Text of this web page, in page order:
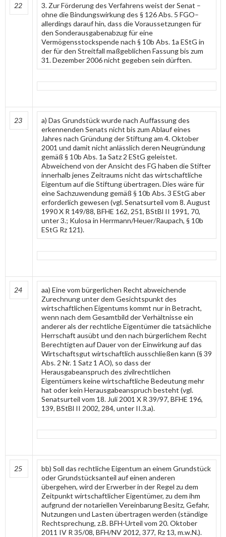
22
3. Zur Förderung des Verfahrens weist der Senat –
ohne die Bindungswirkung des § 126 Abs. 5 FGO–
allerdings darauf hin, dass die Voraussetzungen für
den Sonderausgabenabzug für eine
Vermögensstockspende nach § 10b Abs. 1a EStG in
der für den Streitfall maßgeblichen Fassung bis zum
31. Dezember 2006 nicht gegeben sein dürften.
23
a) Das Grundstück wurde nach Auffassung des
erkennenden Senats nicht bis zum Ablauf eines
Jahres nach Gründung der Stiftung am 4. Oktober
2001 und damit nicht anlässlich deren Neugründung
gemäß § 10b Abs. 1a Satz 2 EStG geleistet.
Abweichend von der Ansicht des FG haben die Stifter
innerhalb jenes Zeitraums nicht das wirtschaftliche
Eigentum auf die Stiftung übertragen. Dies wäre für
eine Sachzuwendung gemäß § 10b Abs. 3 EStG aber
erforderlich gewesen (vgl. Senatsurteil vom 8. August
1990 X R 149/88, BFHE 162, 251, BStBl II 1991, 70,
unter 3.; Kulosa in Herrmann/Heuer/Raupach, § 10b
EStG Rz 121).
24
aa) Eine vom bürgerlichen Recht abweichende
Zurechnung unter dem Gesichtspunkt des
wirtschaftlichen Eigentums kommt nur in Betracht,
wenn nach dem Gesamtbild der Verhältnisse ein
anderer als der rechtliche Eigentümer die tatsächliche
Herrschaft ausübt und den nach bürgerlichem Recht
Berechtigten auf Dauer von der Einwirkung auf das
Wirtschaftsgut wirtschaftlich ausschließen kann (§ 39
Abs. 2 Nr. 1 Satz 1 AO), so dass der
Herausgabeanspruch des zivilrechtlichen
Eigentümers keine wirtschaftliche Bedeutung mehr
hat oder kein Herausgabeanspruch besteht (vgl.
Senatsurteil vom 18. Juli 2001 X R 39/97, BFHE 196,
139, BStBl II 2002, 284, unter II.3.a).
25
bb) Soll das rechtliche Eigentum an einem Grundstück
oder Grundstücksanteil auf einen anderen
übergehen, wird der Erwerber in der Regel zu dem
Zeitpunkt wirtschaftlicher Eigentümer, zu dem ihm
aufgrund der notariellen Vereinbarung Besitz, Gefahr,
Nutzungen und Lasten übertragen werden (ständige
Rechtsprechung, z.B. BFH-Urteil vom 20. Oktober
2011 IV R 35/08, BFH/NV 2012, 377, Rz 13, m.w.N.).